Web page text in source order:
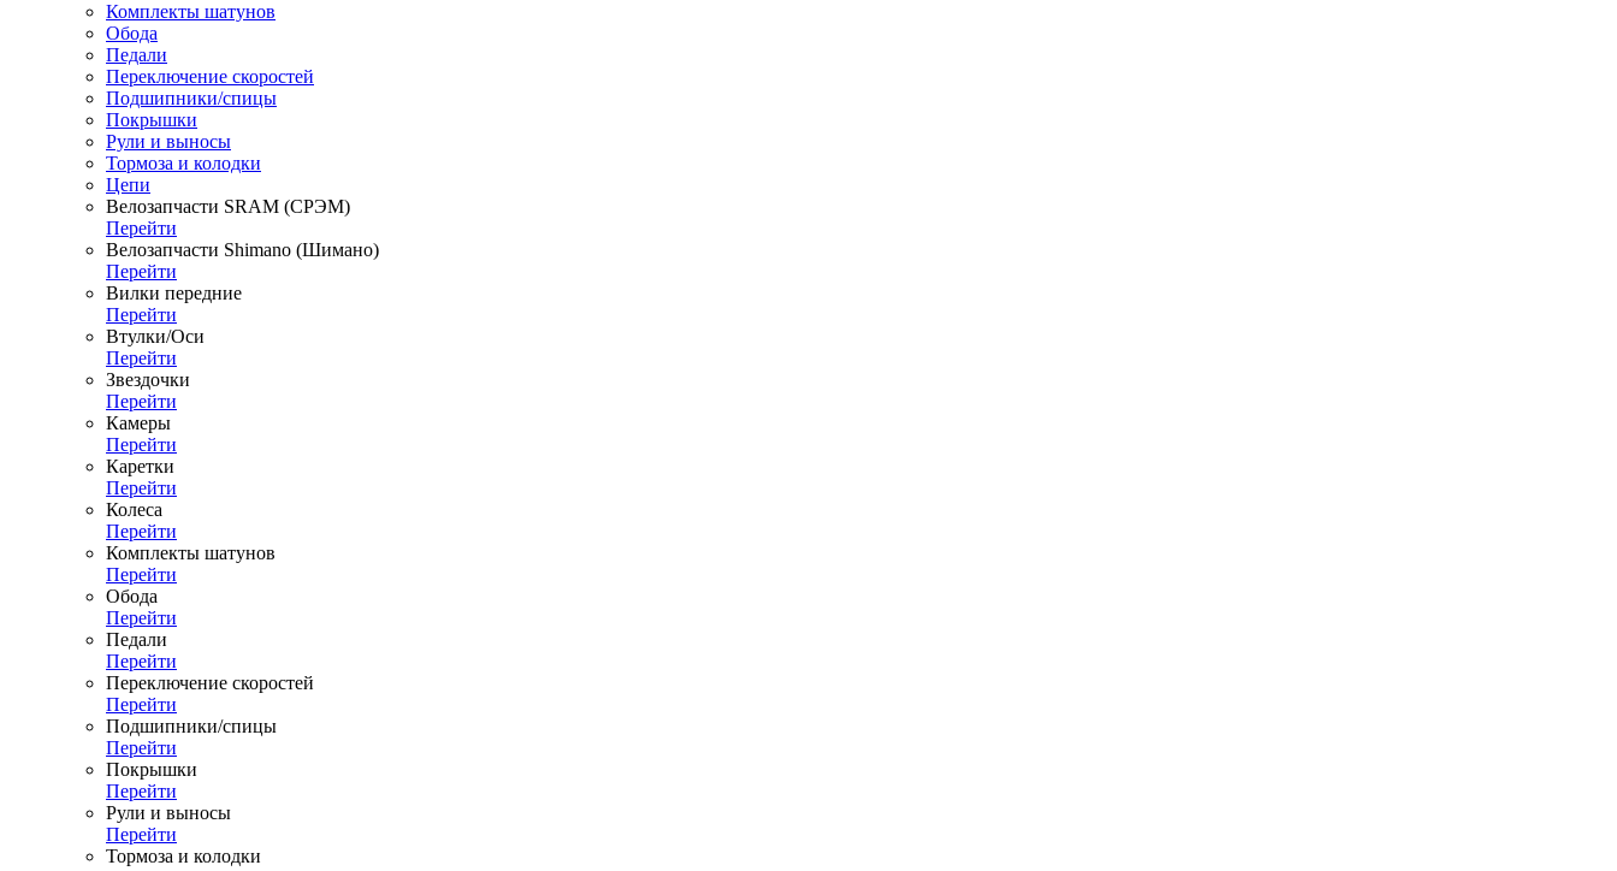
Комплекты шатунов
Обода
Педали
Переключение скоростей
Подшипники/спицы
Покрышки
Рули и выносы
Тормоза и колодки
Цепи
Велозапчасти SRAM (СРЭМ)
Перейти
Велозапчасти Shimano (Шимано)
Перейти
Вилки передние
Перейти
Втулки/Оси
Перейти
Звездочки
Перейти
Камеры
Перейти
Каретки
Перейти
Колеса
Перейти
Комплекты шатунов
Перейти
Обода
Перейти
Педали
Перейти
Переключение скоростей
Перейти
Подшипники/спицы
Перейти
Покрышки
Перейти
Рули и выносы
Перейти
Тормоза и колодки